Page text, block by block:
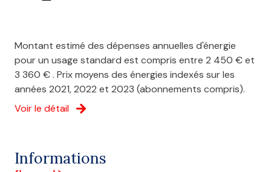
Montant estimé des dépenses annuelles d'énergie
pour un usage standard est compris entre 2 450 € et
3 360 € . Prix moyens des énergies indexés sur les
années 2021, 2022 et 2023 (abonnements compris).
Voir le détail
Informations